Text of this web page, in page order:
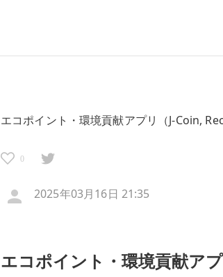
エコポイント・環境貢献アプリ（J-Coin,
0
2025年03月16日 21:35
エコポイント・環境貢献ア